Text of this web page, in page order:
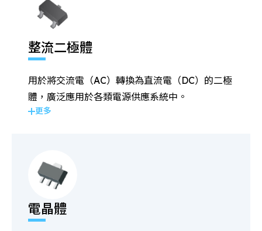
整流二極體
用於將交流電（AC）轉換為直流電（DC）的二極
體，廣泛應用於各類電源供應系統中。
更多
電晶體